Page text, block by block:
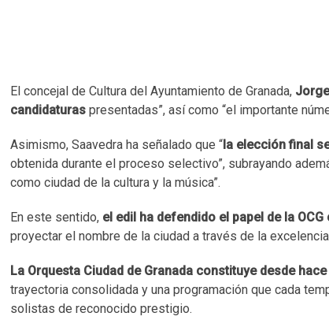
El concejal de Cultura del Ayuntamiento de Granada,
candidaturas presentadas”, así como “el importante
Asimismo, Saavedra ha señalado que “la elección final
obtenida durante el proceso selectivo”, subrayando
como ciudad de la cultura y la música”.
En este sentido, el edil ha defendido el papel de la
proyectar el nombre de la ciudad a través de la
La Orquesta Ciudad de Granada constituye desde
trayectoria consolidada y una programación que cada
solistas de reconocido prestigio.